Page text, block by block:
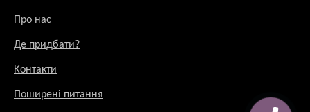
Про нас
Де придбати?
Контакти
Поширені питання